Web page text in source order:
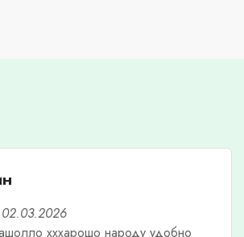
02.03.2026
хххарошо народу удобно